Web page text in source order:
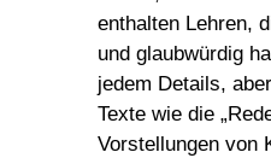
enthalten Lehren,
und glaubwürdig
jedem Details,
Texte wie die
Vorstellungen von